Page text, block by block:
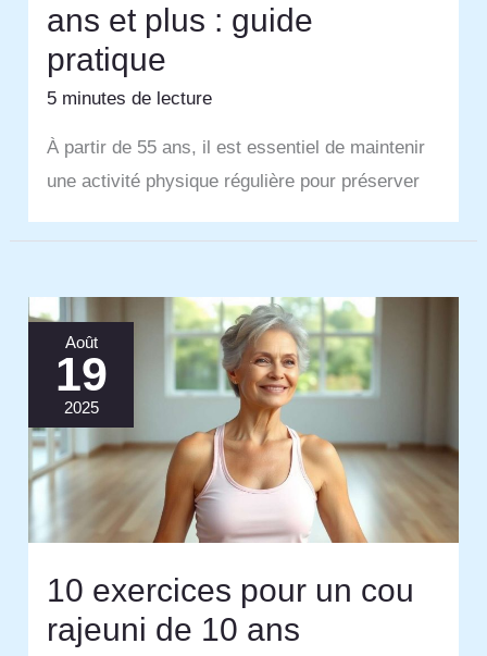
ans et plus : guide
pratique
5 minutes de lecture
À partir de 55 ans, il est essentiel de maintenir
une activité physique régulière pour préserver
Août
19
2025
10 exercices pour un cou
rajeuni de 10 ans